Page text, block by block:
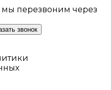
мы перезвоним через
звонок